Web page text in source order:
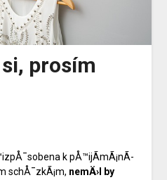
prosím
k pÅ™ijÃ­mÃ¡nÃ­
schÅ¯zkÃ¡m, nemÄ›l by